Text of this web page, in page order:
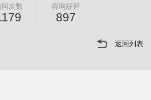
次数
咨询好评
897
返回列表